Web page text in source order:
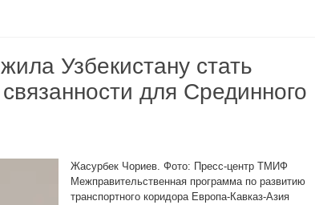
Узбекистану стать
для Срединного
Жасурбек Чориев. Фото: Пресс-центр ТМИФ
Межправительственная программа по развитию
транспортного коридора Европа-Кавказ-Азия